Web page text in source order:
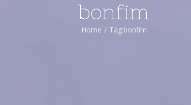
bonfim
Home / Tag:bonfim